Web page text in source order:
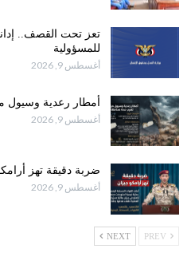
تعز تحت القصف..
للمسؤولية
أغسطس 9, 2026
أمطار رعدية وسيول
أغسطس 9, 2026
ضربة دقيقة تهز
أغسطس 9, 2026
NEXT